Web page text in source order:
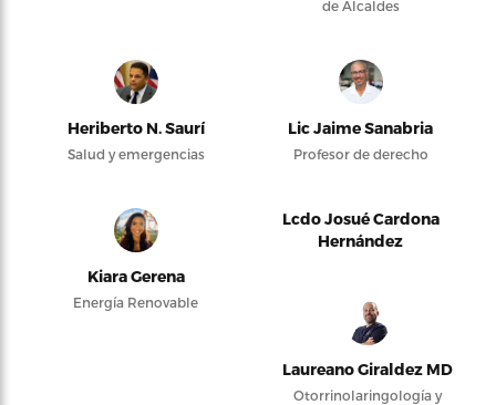
de Alcaldes
Heriberto N. Saurí
Salud y emergencias
Lic Jaime Sanabria
Profesor de derecho
Kiara Gerena
Energía Renovable
Lcdo Josué Cardona
Hernández
Laureano Giraldez MD
Otorrinolaringología y